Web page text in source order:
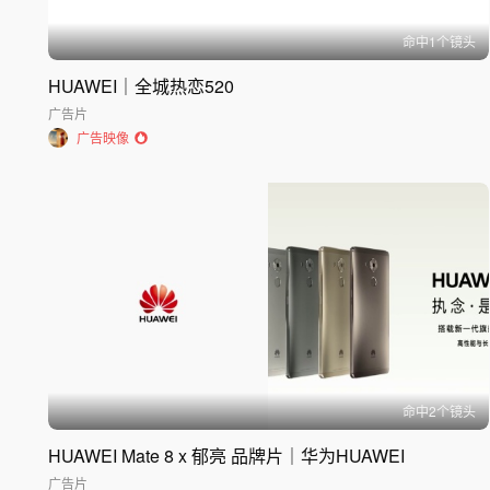
命中1个镜头
HUAWEI｜全城热恋520
广告片
广告映像
命中2个镜头
HUAWEI Mate 8 x 郁亮 品牌片｜华为HUAWEI
广告片